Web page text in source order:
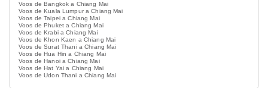
Voos de Bangkok a Chiang Mai
Voos de Kuala Lumpur a Chiang Mai
Voos de Taipei a Chiang Mai
Voos de Phuket a Chiang Mai
Voos de Krabi a Chiang Mai
Voos de Khon Kaen a Chiang Mai
Voos de Surat Thani a Chiang Mai
Voos de Hua Hin a Chiang Mai
Voos de Hanoi a Chiang Mai
Voos de Hat Yai a Chiang Mai
Voos de Udon Thani a Chiang Mai